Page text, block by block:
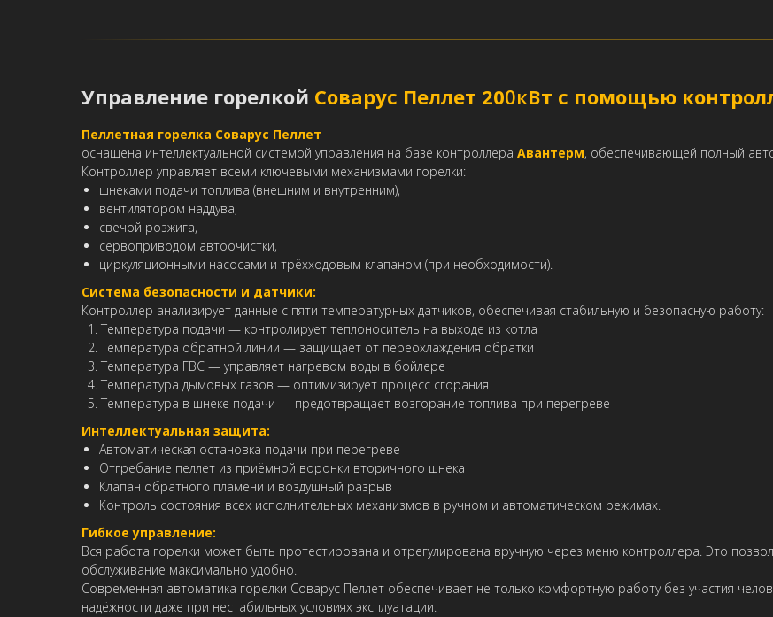
Управление горелкой Соварус Пеллет 200кВт с помощью
Пеллетная горелка Соварус Пеллет
оснащена интеллектуальной системой управления на базе контроллера Авантерм, обеспечивающей полный
Контроллер управляет всеми ключевыми механизмами горелки:
шнеками подачи топлива (внешним и внутренним),
вентилятором наддува,
свечой розжига,
сервоприводом автоочистки,
циркуляционными насосами и трёхходовым клапаном (при необходимости).
Система безопасности и датчики:
Контроллер анализирует данные с пяти температурных датчиков, обеспечивая стабильную и безопасную работу:
Температура подачи — контролирует теплоноситель на выходе из котла
Температура обратной линии — защищает от переохлаждения обратки
Температура ГВС — управляет нагревом воды в бойлере
Температура дымовых газов — оптимизирует процесс сгорания
Температура в шнеке подачи — предотвращает возгорание топлива при перегреве
Интеллектуальная защита:
Автоматическая остановка подачи при перегреве
Отгребание пеллет из приёмной воронки вторичного шнека
Клапан обратного пламени и воздушный разрыв
Контроль состояния всех исполнительных механизмов в ручном и автоматическом режимах.
Гибкое управление:
Вся работа горелки может быть протестирована и отрегулирована вручную через меню контроллера. Это
обслуживание максимально удобно.
Современная автоматика горелки Соварус Пеллет обеспечивает не только комфортную работу без участия
надёжности даже при нестабильных условиях эксплуатации.